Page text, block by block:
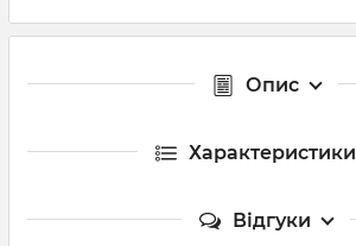
Опис
Характеристики
Відгуки